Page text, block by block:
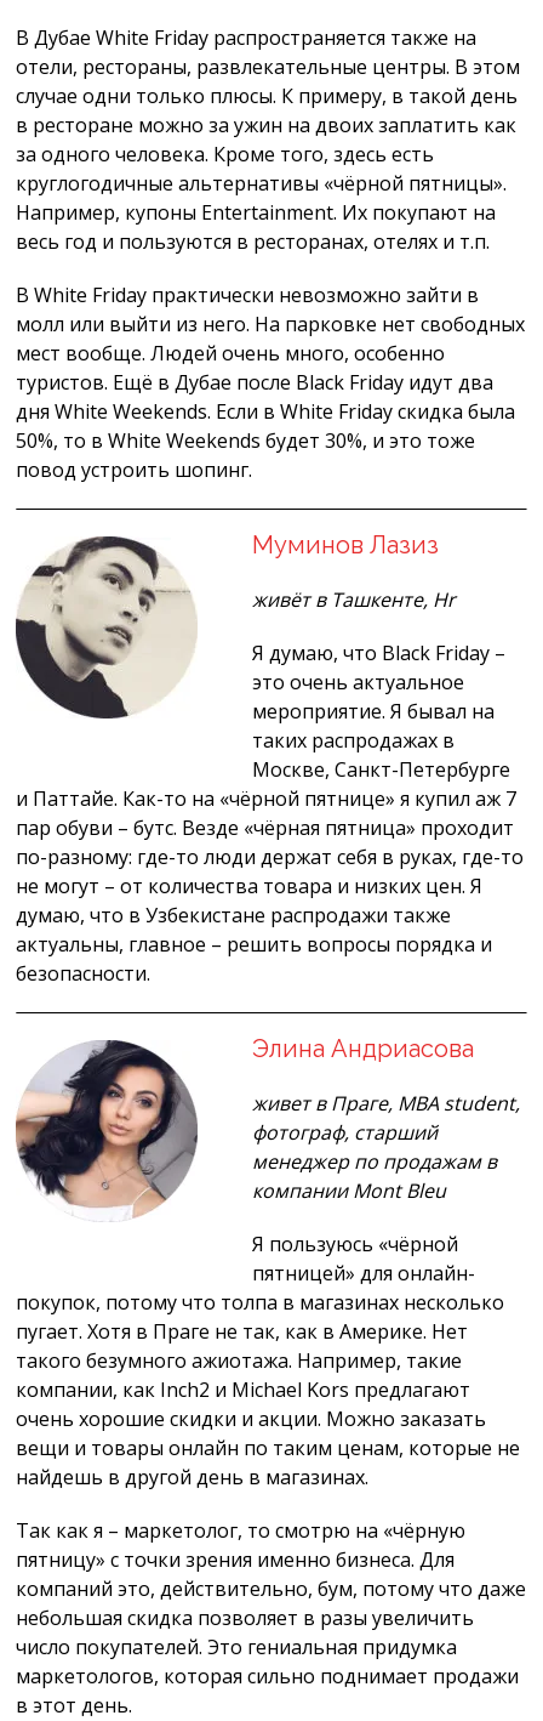
В Дубае White Friday распространяется также на
отели, рестораны, развлекательные центры. В этом
случае одни только плюсы. К примеру, в такой день
в ресторане можно за ужин на двоих заплатить как
за одного человека. Кроме того, здесь есть
круглогодичные альтернативы «чёрной пятницы».
Например, купоны Entertainment. Их покупают на
весь год и пользуются в ресторанах, отелях и т.п.
В White Friday практически невозможно зайти в
молл или выйти из него. На парковке нет свободных
мест вообще. Людей очень много, особенно
туристов. Ещё в Дубае после Black Friday идут два
дня White Weekends. Если в White Friday скидка была
50%, то в White Weekends будет 30%, и это тоже
повод устроить шопинг.
Муминов Лазиз
живёт в Ташкенте, Hr
Я думаю, что Black Friday –
это очень актуальное
мероприятие. Я бывал на
таких распродажах в
Москве, Санкт-Петербурге
и Паттайе. Как-то на «чёрной пятнице» я купил аж 7
пар обуви – бутс. Везде «чёрная пятница» проходит
по-разному: где-то люди держат себя в руках, где-то
не могут – от количества товара и низких цен. Я
думаю, что в Узбекистане распродажи также
актуальны, главное – решить вопросы порядка и
безопасности.
Элина Андриасова
живет в Праге, MBA student,
фотограф, старший
менеджер по продажам в
компании Mont Bleu
Я пользуюсь «чёрной
пятницей» для онлайн-
покупок, потому что толпа в магазинах несколько
пугает. Хотя в Праге не так, как в Америке. Нет
такого безумного ажиотажа. Например, такие
компании, как Inch2 и Michael Kors предлагают
очень хорошие скидки и акции. Можно заказать
вещи и товары онлайн по таким ценам, которые не
найдешь в другой день в магазинах.
Так как я – маркетолог, то смотрю на «чёрную
пятницу» с точки зрения именно бизнеса. Для
компаний это, действительно, бум, потому что даже
небольшая скидка позволяет в разы увеличить
число покупателей. Это гениальная придумка
маркетологов, которая сильно поднимает продажи
в этот день.